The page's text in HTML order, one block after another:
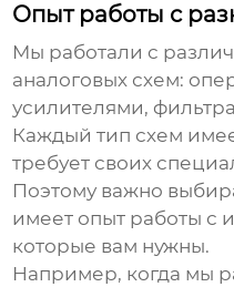
Опыт работы с
Мы работали с
аналоговых схем:
усилителями,
Каждый тип схем
требует своих
Поэтому важно
имеет опыт работы с
которые вам нужны.
Например, когда мы